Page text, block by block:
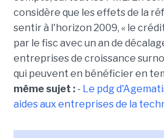
considère que les effets de la
sentir à l'horizon 2009, « le
par le fisc avec un an de
entreprises de croissance
qui peuvent en bénéficier en
même sujet :- Le pdg
aides aux entreprises de la